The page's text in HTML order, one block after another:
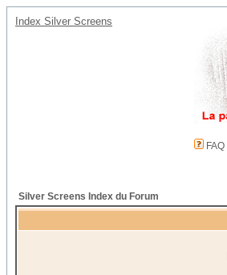
Index Silver Screens
FAQ
Silver Screens Index du Forum